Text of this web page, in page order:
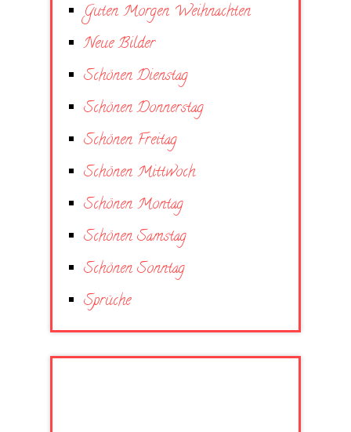
Guten Morgen Weihnachten
Neue Bilder
Schönen Dienstag
Schönen Donnerstag
Schönen Freitag
Schönen Mittwoch
Schönen Montag
Schönen Samstag
Schönen Sonntag
Sprüche